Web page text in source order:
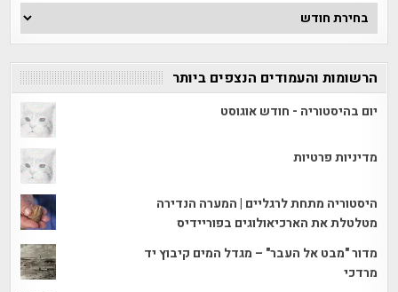
ארכיון
הכתבות
הרשומות והעמודים הנצפים ביותר
יום בהיסטוריה - חודש אוגוסט
מדיניות פרטיות
היסטוריה מתחת לרגליים | המערה הנדירה
מטלטלת את הארכיאולוגים בפוריידיס
מדור "מבט אל העבר" – מגדל המים קיבוץ יד
מרדכי